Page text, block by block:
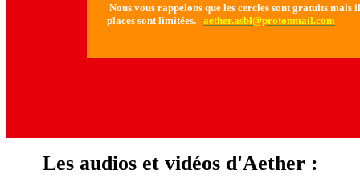
Nous vous rappelons que les cercles sont gratuits
places sont limitées. aether.asbl@protonmail.com
Les audios et vidéos d'Aether :